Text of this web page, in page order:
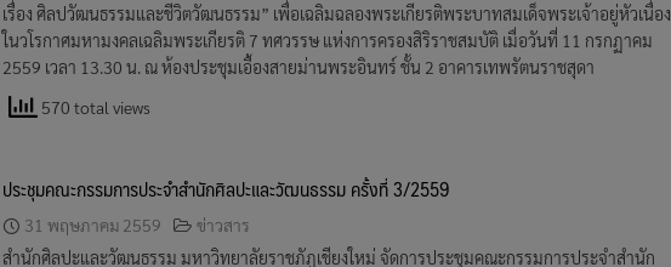
เรื่อง ศิลปวัฒนธรรมและชีวิตวัฒนธรรม” เพื่อเฉลิมฉลองพระเกียรติพระบาทสมเด็จพระเจ้าอยู่หัวเนื่อง
ในวโรกาศมหามงคลเฉลิมพระเกียรติ 7 ทศวรรษ แห่งการครองสิริราชสมบัติ เมื่อวันที่ 11 กรกฏาคม
2559 เวลา 13.30 น. ณ ห้องประชุมเอื้องสายม่านพระอินทร์ ชั้น 2 อาคารเทพรัตนราชสุดา
570 total views
ประชุมคณะกรรมการประจำสำนักศิลปะและวัฒนธรรม ครั้งที่ 3/2559
31 พฤษภาคม 2559
ข่าวสาร
สำนักศิลปะและวัฒนธรรม มหาวิทยาลัยราชภัฏเชียงใหม่ จัดการประชุมคณะกรรมการประจำสำนัก